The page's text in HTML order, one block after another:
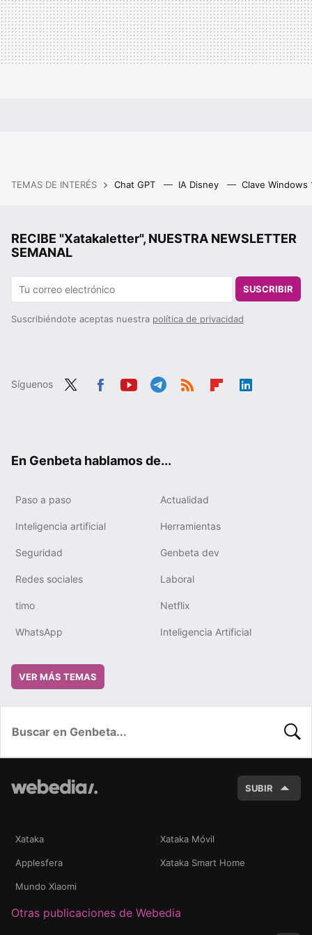
TEMAS DE INTERÉS Chat GPT IA Disney Clave Windows
RECIBE "Xatakaletter", NUESTRA NEWSLETTER
SEMANAL
SUSCRIBIR
Suscribiéndote aceptas nuestra política de privacidad
Síguenos
En Genbeta hablamos de...
Paso a paso Actualidad
Inteligencia artificial Herramientas
Seguridad Genbeta dev
Redes sociales Laboral
timo Netflix
WhatsApp Inteligencia Artificial
VER MÁS TEMAS
SUBIR
Xataka Xataka Móvil
Applesfera Xataka Smart Home
Mundo Xiaomi
Otras publicaciones de Webedia